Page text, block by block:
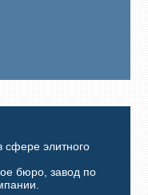
сфере элитного
бюро, завод по